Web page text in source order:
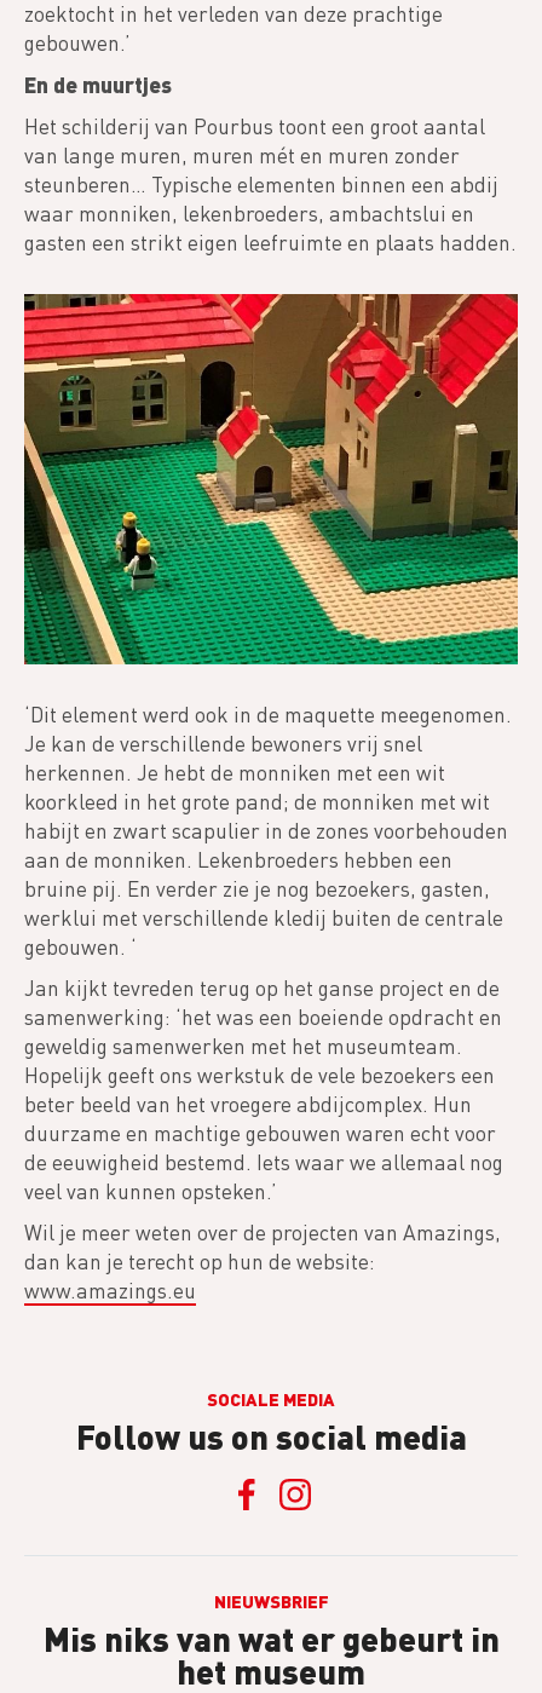
zoektocht in het verleden van deze prachtige
gebouwen.’
En de muurtjes
Het schilderij van Pourbus toont een groot aantal
van lange muren, muren mét en muren zonder
steunberen… Typische elementen binnen een abdij
waar monniken, lekenbroeders, ambachtslui en
gasten een strikt eigen leefruimte en plaats hadden.
‘Dit element werd ook in de maquette meegenomen.
Je kan de verschillende bewoners vrij snel
herkennen. Je hebt de monniken met een wit
koorkleed in het grote pand; de monniken met wit
habijt en zwart scapulier in de zones voorbehouden
aan de monniken. Lekenbroeders hebben een
bruine pij. En verder zie je nog bezoekers, gasten,
werklui met verschillende kledij buiten de centrale
gebouwen. ‘
Jan kijkt tevreden terug op het ganse project en de
samenwerking: ‘het was een boeiende opdracht en
geweldig samenwerken met het museumteam.
Hopelijk geeft ons werkstuk de vele bezoekers een
beter beeld van het vroegere abdijcomplex. Hun
duurzame en machtige gebouwen waren echt voor
de eeuwigheid bestemd. Iets waar we allemaal nog
veel van kunnen opsteken.’
Wil je meer weten over de projecten van Amazings,
dan kan je terecht op hun de website:
www.amazings.eu
SOCIALE MEDIA
Follow us on social media
NIEUWSBRIEF
Mis niks van wat er gebeurt in
het museum